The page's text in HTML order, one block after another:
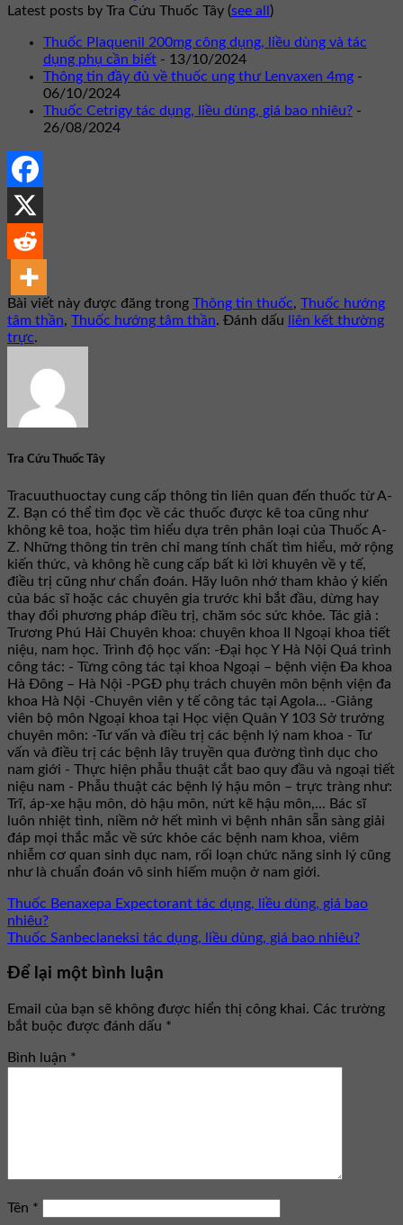
Latest posts by Tra Cứu Thuốc Tây (see all )
Thuốc Plaquenil 200mg công dụng, liều dùng và tác
dụng phụ cần biết - 13/10/2024
Thông tin đầy đủ về thuốc ung thư Lenvaxen 4mg -
06/10/2024
Thuốc Cetrigy tác dụng, liều dùng, giá bao nhiêu? -
26/08/2024
Bài viết này được đăng trong Thông tin thuốc, Thuốc hướng
tâm thần, Thuốc hướng tâm thần. Đánh dấu
liên kết thường
trực.
Tra Cứu Thuốc Tây
Tracuuthuoctay cung cấp thông tin liên quan đến thuốc từ A-
Z. Bạn có thể tìm đọc về các thuốc được kê toa cũng như
không kê toa, hoặc tìm hiểu dựa trên phân loại của Thuốc A-
Z. Những thông tin trên chỉ mang tính chất tìm hiểu, mở rộng
kiến thức, và không hề cung cấp bất kì lời khuyên về y tế,
điều trị cũng như chẩn đoán. Hãy luôn nhớ tham khảo ý kiến
của bác sĩ hoặc các chuyên gia trước khi bắt đầu, dừng hay
thay đổi phương pháp điều trị, chăm sóc sức khỏe. Tác giả :
Trương Phú Hải Chuyên khoa: chuyên khoa II Ngoại khoa tiết
niệu, nam học. Trình độ học vấn: -Đại học Y Hà Nội Quá trình
công tác: - Từng công tác tại khoa Ngoại – bệnh viện Đa khoa
Hà Đông – Hà Nội -PGĐ phụ trách chuyên môn bệnh viện đa
khoa Hà Nội -Chuyên viên y tế công tác tại Agola... -Giảng
viên bộ môn Ngoại khoa tại Học viện Quân Y 103 Sở trưởng
chuyên môn: -Tư vấn và điều trị các bệnh lý nam khoa - Tư
vấn và điều trị các bệnh lây truyền qua đường tình dục cho
nam giới - Thực hiện phẫu thuật cắt bao quy đầu và ngoại tiết
niệu nam - Phẫu thuật các bệnh lý hậu môn – trực tràng như:
Trĩ, áp-xe hậu môn, dò hậu môn, nứt kẽ hậu môn,... Bác sĩ
luôn nhiệt tình, niềm nở hết mình vì bệnh nhân sẵn sàng giải
đáp mọi thắc mắc về sức khỏe các bệnh nam khoa, viêm
nhiễm cơ quan sinh dục nam, rối loạn chức năng sinh lý cũng
như là chuẩn đoán vô sinh hiếm muộn ở nam giới.
Thuốc Benaxepa Expectorant tác dụng, liều dùng, giá bao
nhiêu?
Thuốc Sanbeclaneksi tác dụng, liều dùng, giá bao nhiêu?
Để lại một bình luận
Email của bạn sẽ không được hiển thị công khai. Các trường
bắt buộc được đánh dấu *
Bình luận *
Tên *